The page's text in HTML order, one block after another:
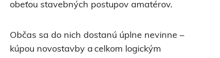
obeťou stavebných postupov amatérov.
Občas sa do nich dostanú úplne nevinne –
kúpou novostavby a celkom logickým